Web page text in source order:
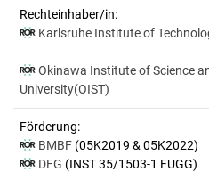
Rechteinhaber/in:
Karlsruhe Institute of
Okinawa Institute of Science
University(OIST)
Förderung:
BMBF (05K2019 & 05K2022)
DFG (INST 35/1503-1 FUGG)